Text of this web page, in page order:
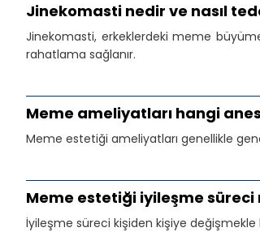
Jinekomasti nedir ve nasıl
Jinekomasti, erkeklerdeki meme
rahatlama sağlanır.
Meme ameliyatları hangi
Meme estetiği ameliyatları genellikle
Meme estetiği iyileşme süreci
İyileşme süreci kişiden kişiye